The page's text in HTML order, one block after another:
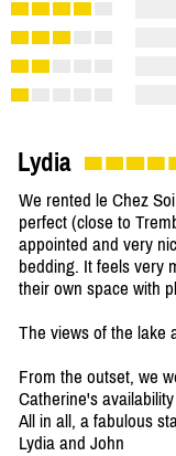
Lydia
We rented le Chez
perfect (close to
appointed and very
bedding. It feels very
their own space with
The views of the lake
From the outset, we
Catherine's
All in all, a fabulous
Lydia and John